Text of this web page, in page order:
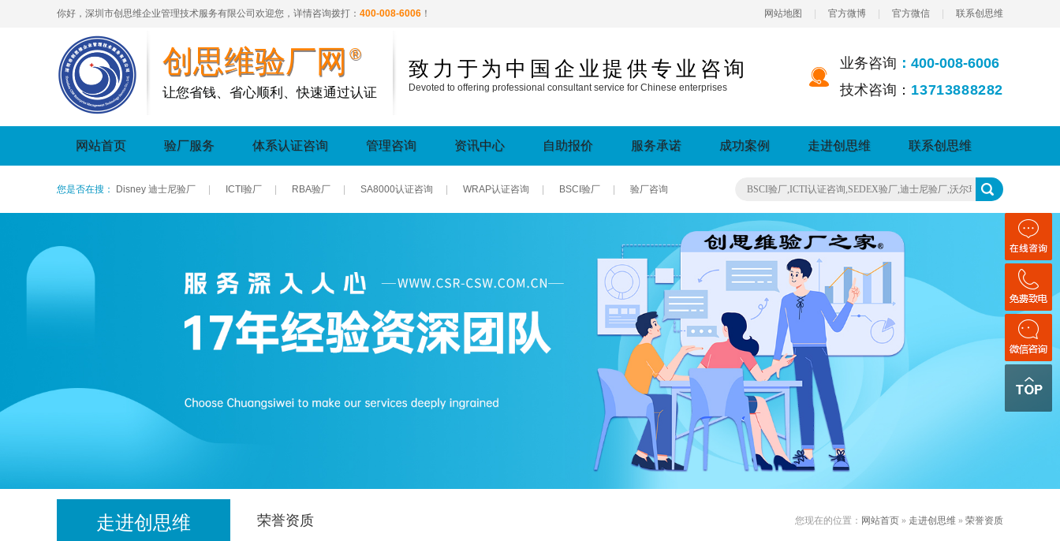
你好，深圳市创思维企业管理技术服务有限公司欢迎您，详情咨询拨打： 400-008-6006 ！ 网站地图 官方微博 官方微信 联系创思维
创思维验厂网 ®
让您省钱、省心顺利、快速通过认证
致力于为中国企业提供专业咨询
Devoted to offering professional consultant service for Chinese enterprises
业务咨询 ：400-008-6006
技术咨询： 13713888282
网站首页 验厂服务 体系认证咨询 管理咨询 资讯中心 自助报价 服务承诺 成功案例 走进创思维 联系创思维
您是否在搜： Disney 迪士尼验厂 ICTI验厂 RBA验厂 SA8000认证咨询 WRAP认证咨询 BSCI验厂 验厂咨询
走进创思维
Lowe's劳氏验厂
荣誉资质 您现在的位置： 网站首页 » 走进创思维 » 荣誉资质